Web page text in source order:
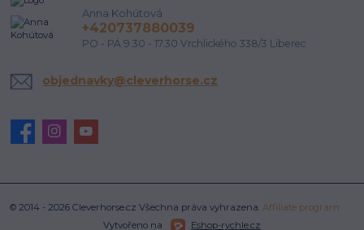
Anna Kohútová
+420737880039
PO - PÁ 9.30 - 17.30 Vrchlického 338/3 Liberec
objednavky@cleverhorse.cz
© 2014 - 2026 Cleverhorse.cz Všechna práva vyhrazena. Affiliate program
Vytvořeno na
Eshop-rychle.cz